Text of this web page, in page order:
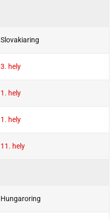
Slovakiaring
3. hely
1. hely
1. hely
11. hely
Hungaroring